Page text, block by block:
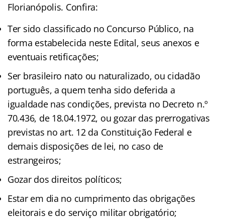
Florianópolis. Confira:
Ter sido classificado no Concurso Público, na
forma estabelecida neste Edital, seus anexos e
eventuais retificações;
Ser brasileiro nato ou naturalizado, ou cidadão
português, a quem tenha sido deferida a
igualdade nas condições, prevista no Decreto n.º
70.436, de 18.04.1972, ou gozar das prerrogativas
previstas no art. 12 da Constituição Federal e
demais disposições de lei, no caso de
estrangeiros;
Gozar dos direitos políticos;
Estar em dia no cumprimento das obrigações
eleitorais e do serviço militar obrigatório;